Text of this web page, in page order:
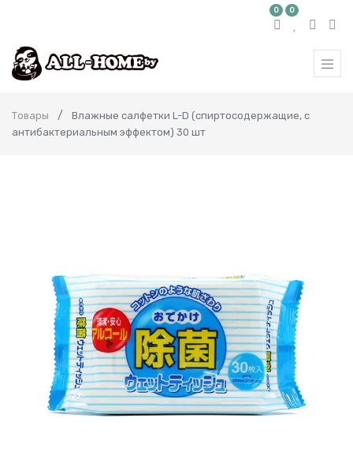
0 0
Товары
Влажные салфетки L-D (спиртосодержащие, с
антибактериальным эффектом) 30 шт